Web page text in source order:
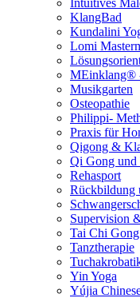
Intuitives
KlangBad
Kundalini
Lomi
MEinklang®
Musikgarten
Osteopathie
Philippi-
Praxis für
Qigong &
Qi Gong und
Rehasport
Rückbildung
Supervision
Tai Chi Gong
Tanztherapie
Yin Yoga
Yújia